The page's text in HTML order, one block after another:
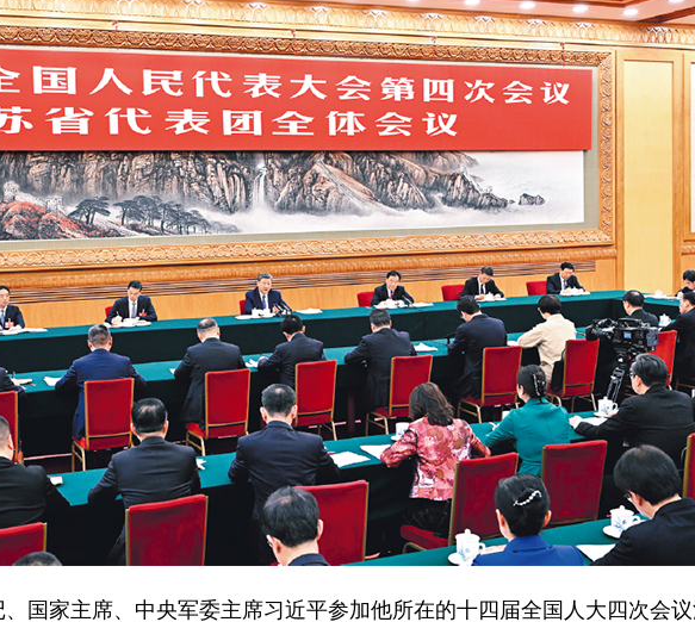
国家主席、中央军委主席习近平参加他所在的十四届全国人大四次会